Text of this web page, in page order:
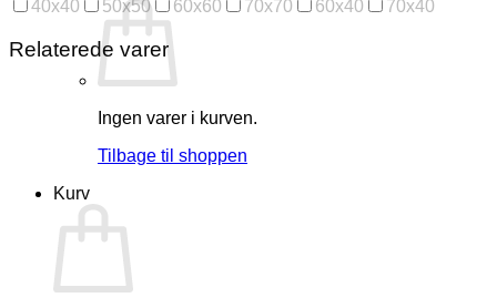
Ingen varer i kurven.
Tilbage til shoppen
Kurv
40x40
50x50 60x60 70x70 60x40 70x40
Relaterede varer